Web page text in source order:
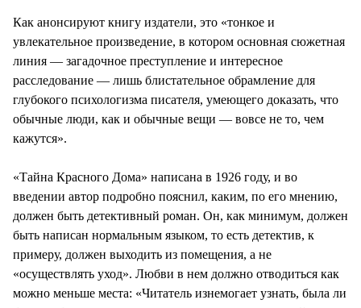
Как анонсируют книгу издатели, это «тонкое и
увлекательное произведение, в котором основная сюжетная
линия — загадочное преступление и интересное
расследование — лишь блистательное обрамление для
глубокого психологизма писателя, умеющего доказать, что
обычные люди, как и обычные вещи — вовсе не то, чем
кажутся».
«Тайна Красного Дома» написана в 1926 году, и во
введении автор подробно пояснил, каким, по его мнению,
должен быть детективный роман. Он, как минимум, должен
быть написан нормальным языком, то есть детектив, к
примеру, должен выходить из помещения, а не
«осуществлять уход». Любви в нем должно отводиться как
можно меньше места: «Читатель изнемогает узнать, была ли